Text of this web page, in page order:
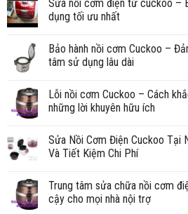
Sửa nồi cơm điện tử cuckoo –
dụng tối ưu nhất
Bảo hành nồi cơm Cuckoo –
tâm sử dụng lâu dài
Lỗi nồi cơm Cuckoo – Cách
những lời khuyên hữu ích
Sửa Nồi Cơm Điện Cuckoo Tại
Và Tiết Kiệm Chi Phí
Trung tâm sửa chữa nồi cơm
cậy cho mọi nhà nội trợ